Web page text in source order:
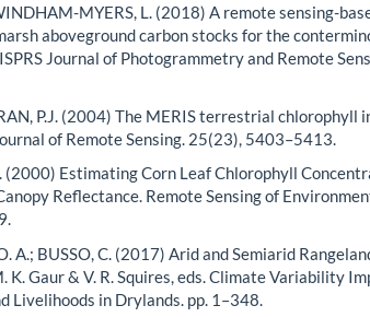
MYERS, L. (2018) A remote sensing-
aboveground carbon stocks for the
Journal of Photogrammetry and Remote
P.J. (2004) The MERIS terrestrial chlorophyll
of Remote Sensing. 25(23), 5403–5413.
(2000) Estimating Corn Leaf Chlorophyll
Reflectance. Remote Sensing of
A.; BUSSO, C. (2017) Arid and Semiarid
K. Gaur & V. R. Squires, eds. Climate Variability
Livelihoods in Drylands. pp. 1–348.